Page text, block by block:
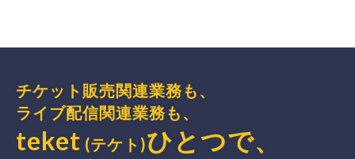
チケット販売関連業務も、
ライブ配信関連業務も、
teket (テケト)ひとつで、